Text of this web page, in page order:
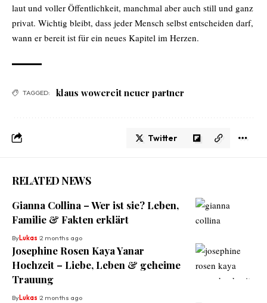
laut und voller Öffentlichkeit, manchmal aber auch still und ganz
privat. Wichtig bleibt, dass jeder Mensch selbst entscheiden darf,
wann er bereit ist für ein neues Kapitel im Herzen.
TAGGED: klaus wowereit neuer partner
Twitter
RELATED NEWS
Gianna Collina – Wer ist sie? Leben,
Familie & Fakten erklärt
ByLukas 2 months ago
Josephine Rosen Kaya Yanar
Hochzeit – Liebe, Leben & geheime
Trauung
ByLukas 2 months ago